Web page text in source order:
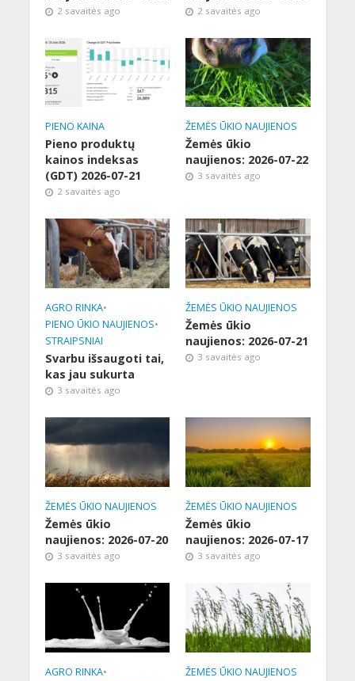
2 savaitės ago 2 savaitės ago
PIENO KAINA
Pieno produktų
kainos indeksas
(GDT) 2026-07-21
2 savaitės ago
ŽEMĖS ŪKIO NAUJIENOS
Žemės ūkio
naujienos: 2026-07-22
3 savaitės ago
AGRO RINKA•
PIENO ŪKIO NAUJIENOS•
STRAIPSNIAI
Svarbu išsaugoti tai,
kas jau sukurta
3 savaitės ago
ŽEMĖS ŪKIO NAUJIENOS
Žemės ūkio
naujienos: 2026-07-21
3 savaitės ago
ŽEMĖS ŪKIO NAUJIENOS
Žemės ūkio
naujienos: 2026-07-20
3 savaitės ago
ŽEMĖS ŪKIO NAUJIENOS
Žemės ūkio
naujienos: 2026-07-17
3 savaitės ago
AGRO RINKA•
ŽEMĖS ŪKIO NAUJIENOS